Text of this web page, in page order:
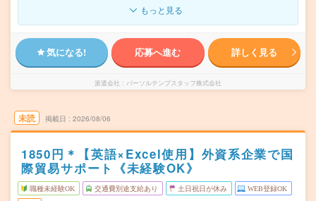
もっと見る
気になる! 応募へ進む 詳しく見る
派遣会社 パーソルテンプスタッフ株式会社
未読 掲載日 2026/08/06
1850円＊【英語×Excel使用】外資系企業で国
際貿易サポート《未経験OK》
職種未経験OK 交通費別途支給あり 土日祝日が休み WEB登録OK